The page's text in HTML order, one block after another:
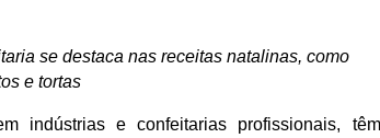
se destaca nas receitas natalinas, como
e tortas
indústrias e confeitarias profissionais, têm